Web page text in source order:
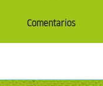
Comentarios